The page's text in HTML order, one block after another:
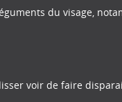
du visage,
voir de faire